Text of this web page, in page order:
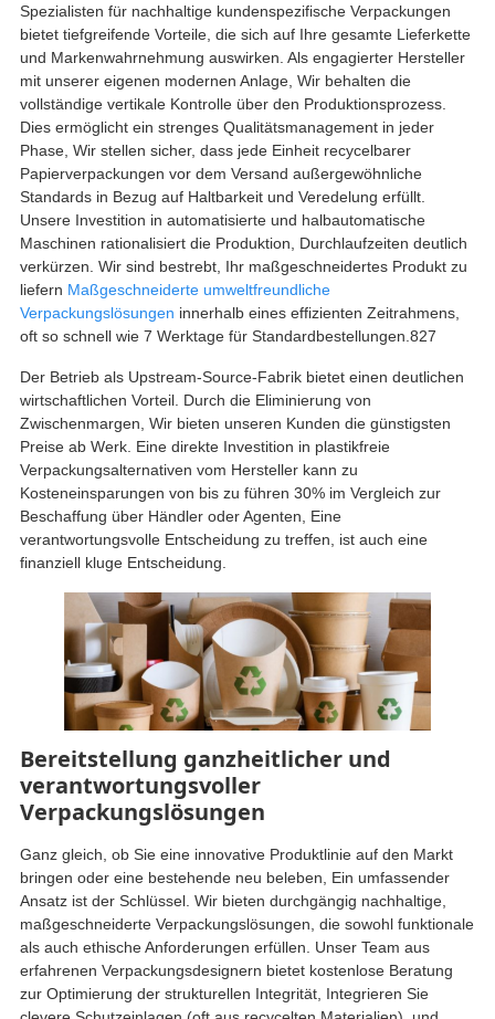
Spezialisten für nachhaltige kundenspezifische Verpackungen
bietet tiefgreifende Vorteile, die sich auf Ihre gesamte Lieferkette
und Markenwahrnehmung auswirken. Als engagierter Hersteller
mit unserer eigenen modernen Anlage, Wir behalten die
vollständige vertikale Kontrolle über den Produktionsprozess.
Dies ermöglicht ein strenges Qualitätsmanagement in jeder
Phase, Wir stellen sicher, dass jede Einheit recycelbarer
Papierverpackungen vor dem Versand außergewöhnliche
Standards in Bezug auf Haltbarkeit und Veredelung erfüllt.
Unsere Investition in automatisierte und halbautomatische
Maschinen rationalisiert die Produktion, Durchlaufzeiten deutlich
verkürzen. Wir sind bestrebt, Ihr maßgeschneidertes Produkt zu
liefern Maßgeschneiderte umweltfreundliche
Verpackungslösungen innerhalb eines effizienten Zeitrahmens,
oft so schnell wie 7 Werktage für Standardbestellungen.827
Der Betrieb als Upstream-Source-Fabrik bietet einen deutlichen
wirtschaftlichen Vorteil. Durch die Eliminierung von
Zwischenmargen, Wir bieten unseren Kunden die günstigsten
Preise ab Werk. Eine direkte Investition in plastikfreie
Verpackungsalternativen vom Hersteller kann zu
Kosteneinsparungen von bis zu führen 30% im Vergleich zur
Beschaffung über Händler oder Agenten, Eine
verantwortungsvolle Entscheidung zu treffen, ist auch eine
finanziell kluge Entscheidung.
Bereitstellung ganzheitlicher und
verantwortungsvoller
Verpackungslösungen
Ganz gleich, ob Sie eine innovative Produktlinie auf den Markt
bringen oder eine bestehende neu beleben, Ein umfassender
Ansatz ist der Schlüssel. Wir bieten durchgängig nachhaltige,
maßgeschneiderte Verpackungslösungen, die sowohl funktionale
als auch ethische Anforderungen erfüllen. Unser Team aus
erfahrenen Verpackungsdesignern bietet kostenlose Beratung
zur Optimierung der strukturellen Integrität, Integrieren Sie